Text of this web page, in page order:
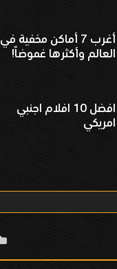
أغرب 7 أماكن مخفية في
العالم وأكثرها غموضاً!
افضل 10 افلام اجنبي
امريكي